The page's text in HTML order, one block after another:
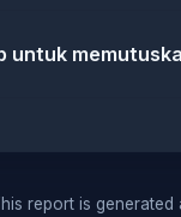
untuk
report is